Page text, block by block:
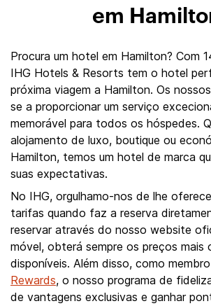
em
Procura um hotel em Hamilton? Com
IHG Hotels & Resorts tem o hotel
próxima viagem a Hamilton. Os
se a proporcionar um serviço
memorável para todos os hóspedes.
alojamento de luxo, boutique ou
Hamilton, temos um hotel de marca
suas expectativas.
No IHG, orgulhamo-nos de lhe
tarifas quando faz a reserva
reservar através do nosso website
móvel, obterá sempre os preços mais
disponíveis. Além disso, como
Rewards, o nosso programa de
de vantagens exclusivas e ganhar